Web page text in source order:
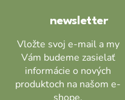
newsletter
Vložte svoj e-mail a my
Vám budeme zasielať
informácie o nových
produktoch na našom e-